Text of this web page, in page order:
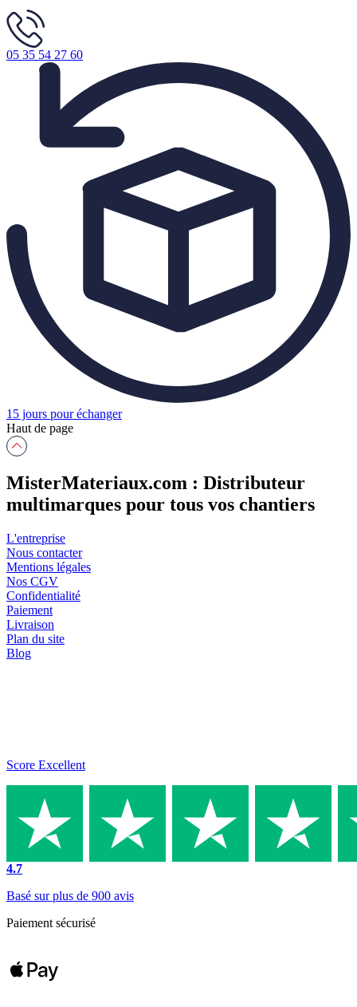
05 35 54 27 60
15 jours pour échanger
Haut de page
MisterMateriaux.com : Distributeur
multimarques pour tous vos chantiers
L'entreprise
Nous contacter
Mentions légales
Nos CGV
Confidentialité
Paiement
Livraison
Plan du site
Blog
Score Excellent
4.7
Basé sur plus de 900 avis
Paiement sécurisé